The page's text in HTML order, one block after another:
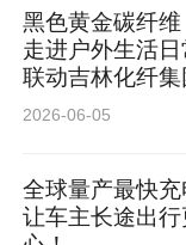
黑色黄金碳纤
走进户外生活
联动吉林化纤
轻量化好物
2026-06-05
全球量产最快
让车主长途出